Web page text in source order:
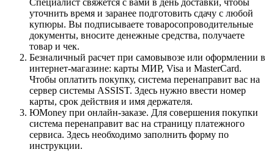
Специалист свяжется с вами в день доставки, чтобы
уточнить время и заранее подготовить сдачу с любой
купюры. Вы подписываете товаросопроводительные
документы, вносите денежные средства, получаете
товар и чек.
Безналичный расчет при самовывозе или оформлении в
интернет-магазине: карты МИР, Visa и MasterCard.
Чтобы оплатить покупку, система перенаправит вас на
сервер системы ASSIST. Здесь нужно ввести номер
карты, срок действия и имя держателя.
ЮMoney при онлайн-заказе. Для совершения покупки
система перенаправит вас на страницу платежного
сервиса. Здесь необходимо заполнить форму по
инструкции.